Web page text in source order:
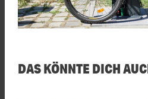
DAS KÖNNTE DICH